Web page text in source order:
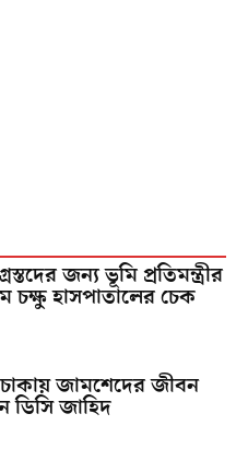
জন্য ভূমি প্রতিমন্ত্রীর
চক্ষু হাসপাতালের চেক
জামশেদের জীবন
ডিসি জাহিদ